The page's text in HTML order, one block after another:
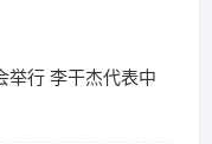
举行 李干杰代表中